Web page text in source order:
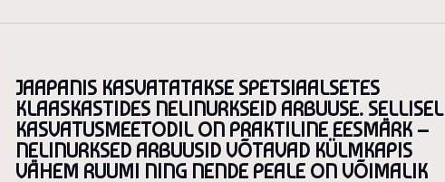
JAAPANIS KASVATATAKSE SPETSIAALSETES
KLAASKASTIDES NELINURKSEID ARBUUSE. SELLISEL
KASVATUSMEETODIL ON PRAKTILINE EESMÄRK –
NELINURKSED ARBUUSID VÕTAVAD KÜLMKAPIS
VÄHEM RUUMI NING NENDE PEALE ON VÕIMALIK